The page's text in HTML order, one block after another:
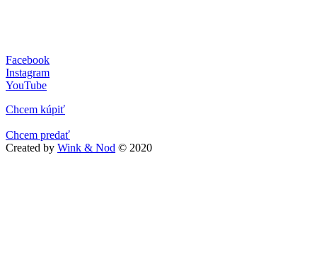
Facebook
Instagram
YouTube
Chcem kúpiť
Chcem predať
Created by Wink & Nod © 2020